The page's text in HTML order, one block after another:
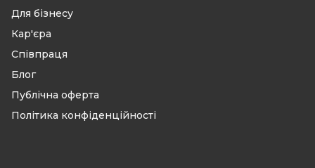
Для бізнесу
Кар'єра
Співпраця
Блог
Публічна оферта
Політика конфіденційності